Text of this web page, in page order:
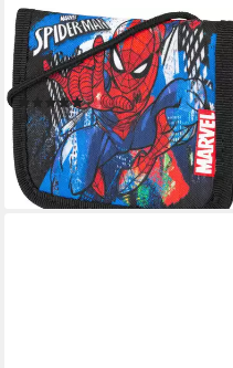
MCNEILL
Brustbeutel Marvel, Spider
Man
(8)
9,61 € UVP12,95 €
-26%
lieferbar - in 3-4 Werktagen bei dir